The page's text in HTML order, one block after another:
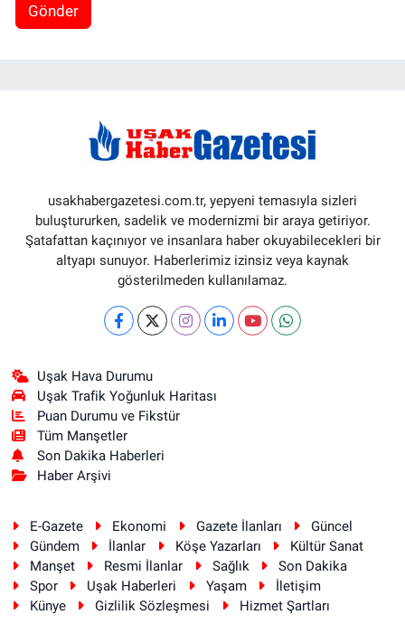
Gönder
usakhabergazetesi.com.tr, yepyeni temasıyla sizleri
buluştururken, sadelik ve modernizmi bir araya getiriyor.
Şatafattan kaçınıyor ve insanlara haber okuyabilecekleri bir
altyapı sunuyor. Haberlerimiz izinsiz veya kaynak
gösterilmeden kullanılamaz.
Uşak Hava Durumu
Uşak Trafik Yoğunluk Haritası
Puan Durumu ve Fikstür
Tüm Manşetler
Son Dakika Haberleri
Haber Arşivi
E-Gazete Ekonomi Gazete İlanları
Güncel
Gündem
İlanlar Köşe Yazarları
Kültür Sanat
Manşet
Resmi İlanlar Sağlık
Son Dakika
Spor
Uşak Haberleri Yaşam
İletişim
Künye
Gizlilik Sözleşmesi Hizmet Şartları